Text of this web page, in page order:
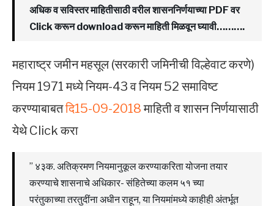
अधिक व सविस्तर माहितीसाठी वरील शासननिर्णयाच्या PDF वर
Click करून download करून माहिती मिळवून घ्यावी……….
महाराष्ट्र जमीन महसूल (सरकारी जमिनीची विल्हेवाट करणे)
नियम 1971 मध्ये नियम-43 व नियम 52 समाविष्ट
करण्याबाबतदि15-09-2018माहिती व शासन निर्णयासाठी
येथे Click करा
” ४३क. अतिक्रमण नियमानुकूल करण्याकरिता योजना तयार
करण्याचे शासनाचे अधिकार- संहितेच्या कलम ५१ च्या
परंतुकाच्या तरतुदींना अधीन राहून, या नियमांमध्ये काहीही अंतर्भूत